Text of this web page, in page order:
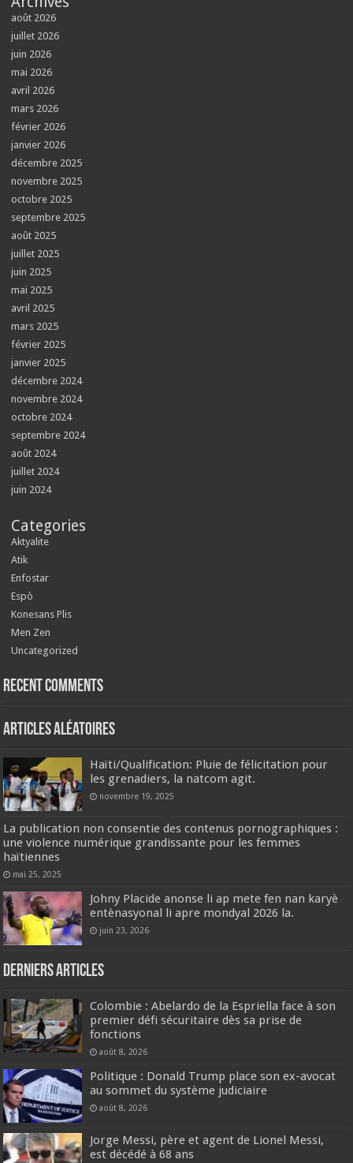
août 2026
juillet 2026
juin 2026
mai 2026
avril 2026
mars 2026
février 2026
janvier 2026
décembre 2025
novembre 2025
octobre 2025
septembre 2025
août 2025
juillet 2025
juin 2025
mai 2025
avril 2025
mars 2025
février 2025
janvier 2025
décembre 2024
novembre 2024
octobre 2024
septembre 2024
août 2024
juillet 2024
juin 2024
Categories
Aktyalite
Atik
Enfostar
Espò
Konesans Plis
Men Zen
Uncategorized
Recent Comments
Articles aléatoires
Haïti/Qualification: Pluie de félicitation pour
les grenadiers, la natcom agit.
novembre 19, 2025
La publication non consentie des contenus pornographiques :
une violence numérique grandissante pour les femmes
haïtiennes
mai 25, 2025
Johny Placide anonse li ap mete fen nan karyè
entènasyonal li apre mondyal 2026 la.
juin 23, 2026
Derniers articles
Colombie : Abelardo de la Espriella face à son
premier défi sécuritaire dès sa prise de
fonctions
août 8, 2026
Politique : Donald Trump place son ex-avocat
au sommet du système judiciaire
août 8, 2026
Jorge Messi, père et agent de Lionel Messi,
est décédé à 68 ans